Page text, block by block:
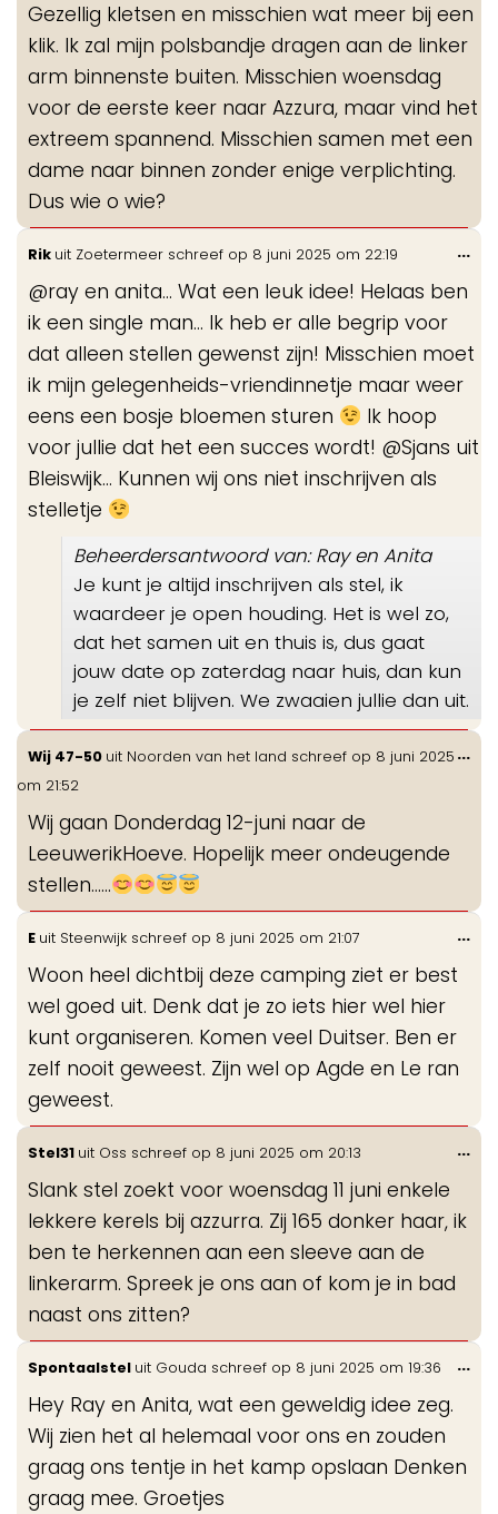
Gezellig kletsen en misschien wat meer bij een
klik. Ik zal mijn polsbandje dragen aan de linker
arm binnenste buiten. Misschien woensdag
voor de eerste keer naar Azzura, maar vind het
extreem spannend. Misschien samen met een
dame naar binnen zonder enige verplichting.
Dus wie o wie?
Rik uit Zoetermeer schreef op 8 juni 2025 om 22:19
@ray en anita... Wat een leuk idee! Helaas ben
ik een single man... Ik heb er alle begrip voor
dat alleen stellen gewenst zijn! Misschien moet
ik mijn gelegenheids-vriendinnetje maar weer
eens een bosje bloemen sturen
Ik hoop
voor jullie dat het een succes wordt! @Sjans uit
Bleiswijk... Kunnen wij ons niet inschrijven als
stelletje
Beheerdersantwoord van: Ray en Anita
Je kunt je altijd inschrijven als stel, ik
waardeer je open houding. Het is wel zo,
dat het samen uit en thuis is, dus gaat
jouw date op zaterdag naar huis, dan kun
je zelf niet blijven. We zwaaien jullie dan uit.
...
Wij 47-50 uit Noorden van het land schreef op 8 juni 2025
om 21:52
Wij gaan Donderdag 12-juni naar de
LeeuwerikHoeve. Hopelijk meer ondeugende
stellen……
...
E uit Steenwijk schreef op 8 juni 2025 om 21:07
Woon heel dichtbij deze camping ziet er best
wel goed uit. Denk dat je zo iets hier wel hier
kunt organiseren. Komen veel Duitser. Ben er
zelf nooit geweest. Zijn wel op Agde en Le ran
geweest.
...
Stel31 uit Oss schreef op 8 juni 2025 om 20:13
Slank stel zoekt voor woensdag 11 juni enkele
lekkere kerels bij azzurra. Zij 165 donker haar, ik
ben te herkennen aan een sleeve aan de
linkerarm. Spreek je ons aan of kom je in bad
naast ons zitten?
...
Spontaalstel uit Gouda schreef op 8 juni 2025 om 19:36
Hey Ray en Anita, wat een geweldig idee zeg.
Wij zien het al helemaal voor ons en zouden
graag ons tentje in het kamp opslaan Denken
graag mee. Groetjes
...